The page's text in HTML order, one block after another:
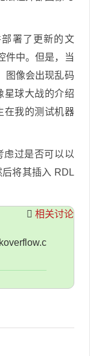
署了更新的文
件中。但是，当
图像会出现乱码
星球大战的介绍
在我的测试机器
虑过是否可以以
将其插入 RDL
相关讨论